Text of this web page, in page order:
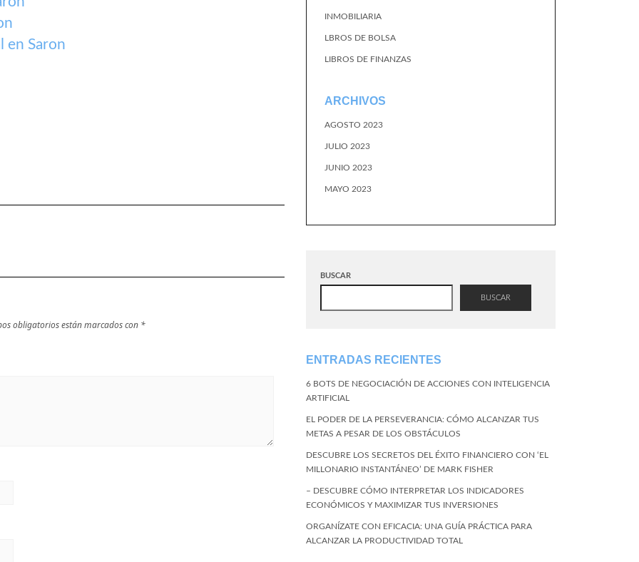
en Saron
obligatorios están marcados con *
INMOBILIARIA
LBROS DE BOLSA
LIBROS DE FINANZAS
ARCHIVOS
AGOSTO 2023
JULIO 2023
JUNIO 2023
MAYO 2023
BUSCAR
BUSCAR
ENTRADAS RECIENTES
6 BOTS DE NEGOCIACIÓN DE ACCIONES CON INTELIGENCIA
ARTIFICIAL
EL PODER DE LA PERSEVERANCIA: CÓMO ALCANZAR TUS
METAS A PESAR DE LOS OBSTÁCULOS
DESCUBRE LOS SECRETOS DEL ÉXITO FINANCIERO CON ‘EL
MILLONARIO INSTANTÁNEO’ DE MARK FISHER
– DESCUBRE CÓMO INTERPRETAR LOS INDICADORES
ECONÓMICOS Y MAXIMIZAR TUS INVERSIONES
ORGANÍZATE CON EFICACIA: UNA GUÍA PRÁCTICA PARA
ALCANZAR LA PRODUCTIVIDAD TOTAL